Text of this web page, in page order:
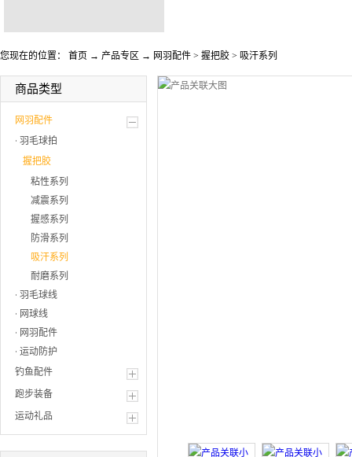
您现在的位置： 首页 → 产品专区 → 网羽配件 > 握把胶 > 吸汗系列
商品类型
网羽配件
羽毛球拍
握把胶
粘性系列
减震系列
握感系列
防滑系列
吸汗系列
耐磨系列
羽毛球线
网球线
网羽配件
运动防护
钓鱼配件
跑步装备
运动礼品